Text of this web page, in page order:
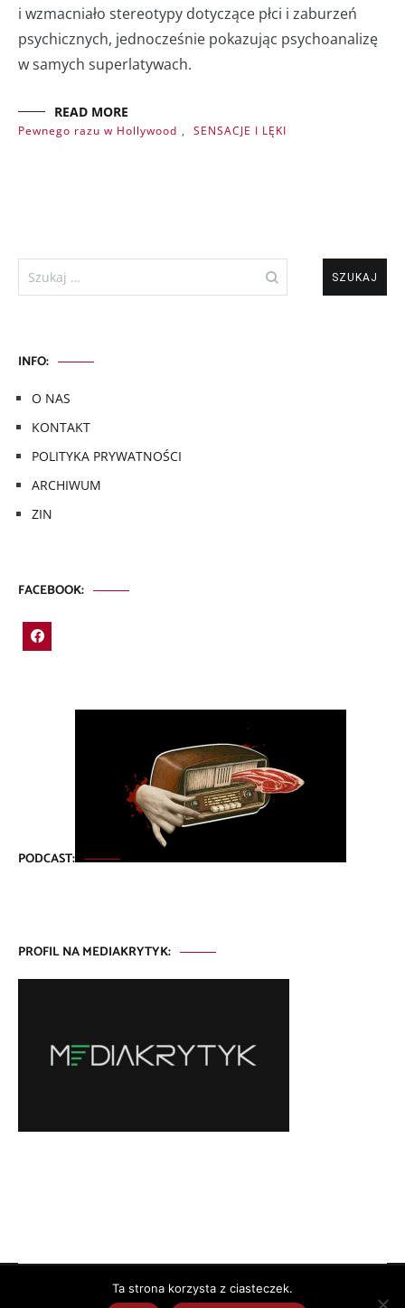
i wzmacniało stereotypy dotyczące płci i zaburzeń
psychicznych, jednocześnie pokazując psychoanalizę
w samych superlatywach.
READ MORE
Pewnego razu w Hollywood , SENSACJE I LĘKI
Szukaj:
INFO:
O NAS
KONTAKT
POLITYKA PRYWATNOŚCI
ARCHIWUM
ZIN
FACEBOOK:
PODCAST:
PROFIL NA MEDIAKRYTYK:
Copyright © 2026 . All rights reserved. Theme:
Ta strona korzysta z ciasteczek.